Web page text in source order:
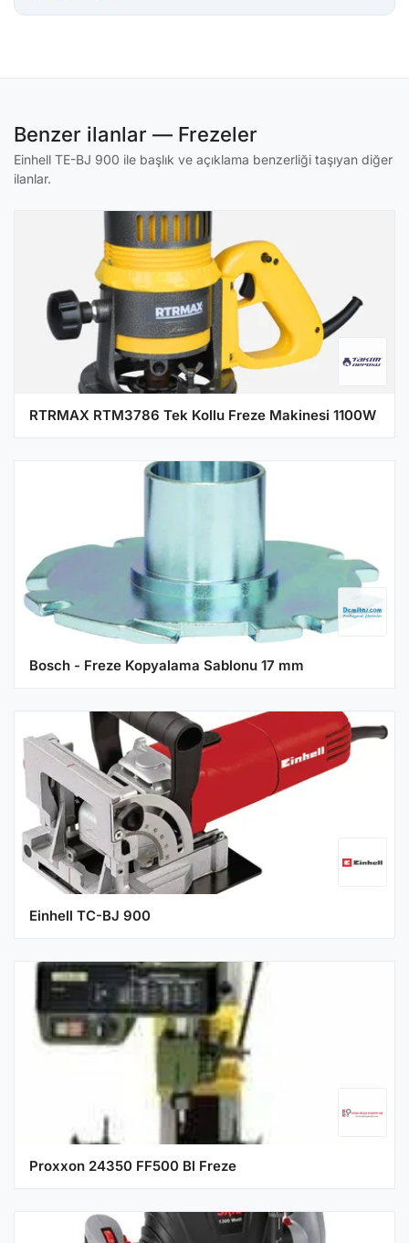
Benzer ilanlar — Frezeler
Einhell TE-BJ 900 ile başlık ve açıklama benzerliği taşıyan diğer
ilanlar.
RTRMAX RTM3786 Tek Kollu Freze Makinesi 1100W
Bosch - Freze Kopyalama Sablonu 17 mm
Einhell TC-BJ 900
Proxxon 24350 FF500 Bl Freze